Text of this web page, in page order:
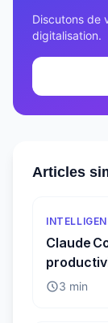
Discutons de
digitalisation.
Articles
Claude
3 min